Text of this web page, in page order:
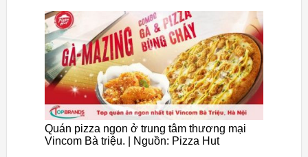
Quán pizza ngon ở trung tâm thương mại
Vincom Bà triệu. | Nguồn: Pizza Hut